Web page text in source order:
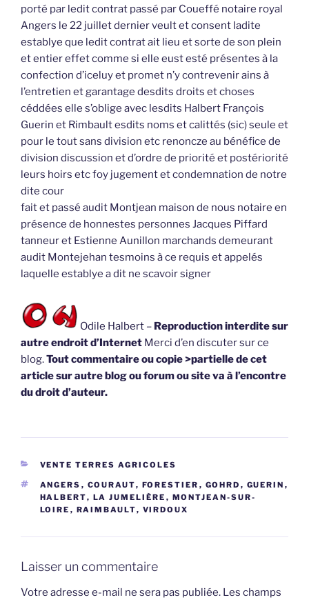
porté par ledit contrat passé par Coueffé notaire royal
Angers le 22 juillet dernier veult et consent ladite
establye que ledit contrat ait lieu et sorte de son plein
et entier effet comme si elle eust esté présentes à la
confection d’iceluy et promet n’y contrevenir ains à
l’entretien et garantage desdits droits et choses
céddées elle s’oblige avec lesdits Halbert François
Guerin et Rimbault esdits noms et calittés (sic) seule et
pour le tout sans division etc renoncze au bénéfice de
division discussion et d’ordre de priorité et postériorité
leurs hoirs etc foy jugement et condemnation de notre
dite cour
fait et passé audit Montjean maison de nous notaire en
présence de honnestes personnes Jacques Piffard
tanneur et Estienne Aunillon marchands demeurant
audit Montejehan tesmoins à ce requis et appelés
laquelle establye a dit ne scavoir signer
Odile Halbert – Reproduction interdite sur
autre endroit d’Internet Merci d’en discuter sur ce
blog.Tout commentaire ou copie >partielle de cet
article sur autre blog ou forum ou site va à l’encontre
du droit d’auteur.
CATÉGORIES
VENTE TERRES AGRICOLES
ÉTIQUETTES
ANGERS , COURAUT, FORESTIER , GOHRD , GUERIN ,
HALBERT, LA JUMELIÈRE , MONTJEAN-SUR-
LOIRE , RAIMBAULT, VIRDOUX
Laisser un commentaire
Votre adresse e-mail ne sera pas publiée. Les champs